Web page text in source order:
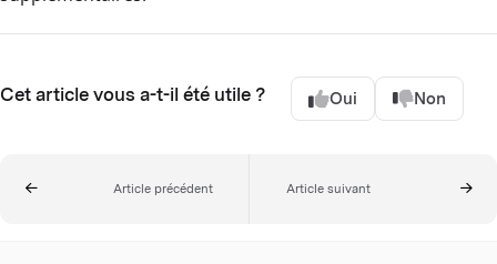
Cet article vous a-t-il été utile ? Oui Non
Article précédent Article suivant